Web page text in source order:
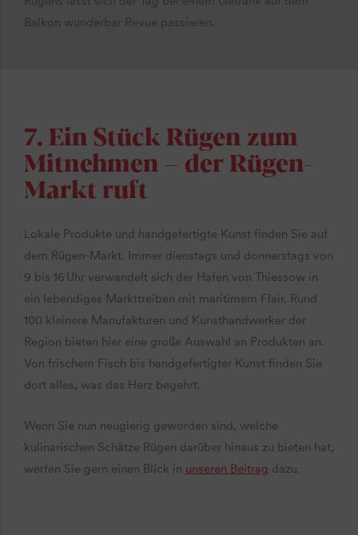
Balkon wunderbar Revue passieren.
7. Ein Stück Rügen zum
Mitnehmen – der Rügen-
Markt ruft
Lokale Produkte und handgefertigte Kunst finden Sie auf
dem Rügen-Markt. Immer dienstags und donnerstags von
9 bis 16 Uhr verwandelt sich der Hafen von Thiessow in
ein lebendiges Markttreiben mit maritimem Flair. Rund
100 kleinere Manufakturen und Kunsthandwerker der
Region bieten hier eine große Auswahl an Produkten an.
Von frischem Fisch bis handgefertigter Kunst finden Sie
dort alles, was das Herz begehrt.
Wenn Sie nun neugierig geworden sind, welche
kulinarischen Schätze Rügen darüber hinaus zu bieten hat,
werfen Sie gern einen Blick in unseren Beitrag dazu.